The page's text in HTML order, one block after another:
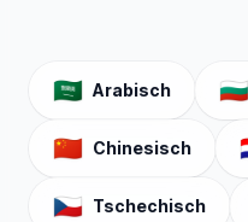
🇸🇦 Arabisch 🇧🇬
🇨🇳 Chinesisch
🇨🇿 Tschechisch